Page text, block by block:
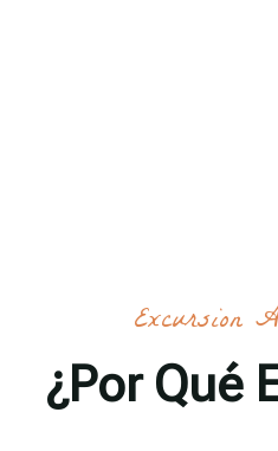
Excursion
¿Por Qué